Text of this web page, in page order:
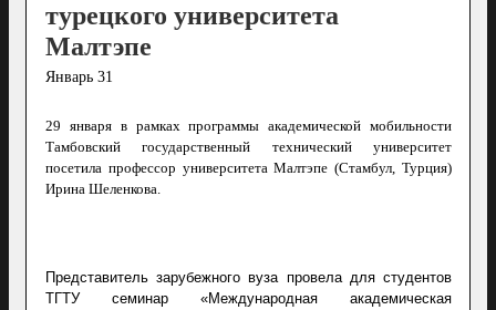
турецкого университета
Малтэпе
Январь 31
29 января в рамках программы академической мобильности
Тамбовский государственный технический университет
посетила профессор университета Малтэпе (Стамбул, Турция)
Ирина Шеленкова.
Представитель зарубежного вуза провела для студентов
ТГТУ семинар «Международная академическая